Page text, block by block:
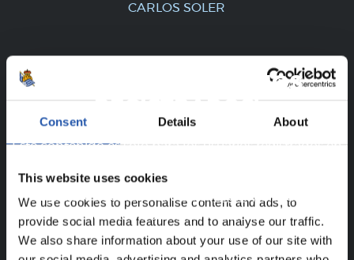
Consent Details About
This website uses cookies
We use cookies to personalise content and ads, to
provide social media features and to analyse our traffic.
We also share information about your use of our site with
CARLOS SOLER
¡SOLO PARA USUARIOS
Este contenido es solo para los usuarios registrados en
Regístrate haciendo clic en elLoginy disfruta de
contenido exclusivo para ti.